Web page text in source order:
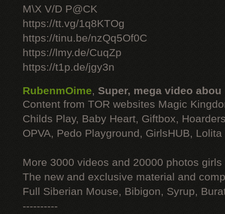
M\X V/D P@CK
https://tt.vg/1q8KTOg
https://tinu.be/nzQq5Of0C
https://lmy.de/CuqZp
https://t1p.de/jgy3n
RubenmOime, Super, mega video abou
Content from TOR websites Magic
Childs Play, Baby Heart, Giftbox,
OPVA, Pedo Playground, GirlsHUB, Lolita
More 3000 videos and 20000 photos
The new and exclusive material and
Full Siberian Mouse, Bibigon, Syrup,
----------